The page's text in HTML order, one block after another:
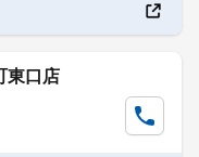
東口店